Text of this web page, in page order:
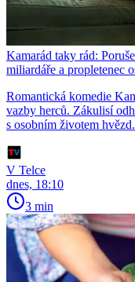
Kamarád taky rád:
miliardáře a propletenec
Romantická komedie
vazby herců. Zákulisí
s osobním životem hvězd.
V Telce
dnes, 18:10
3 min